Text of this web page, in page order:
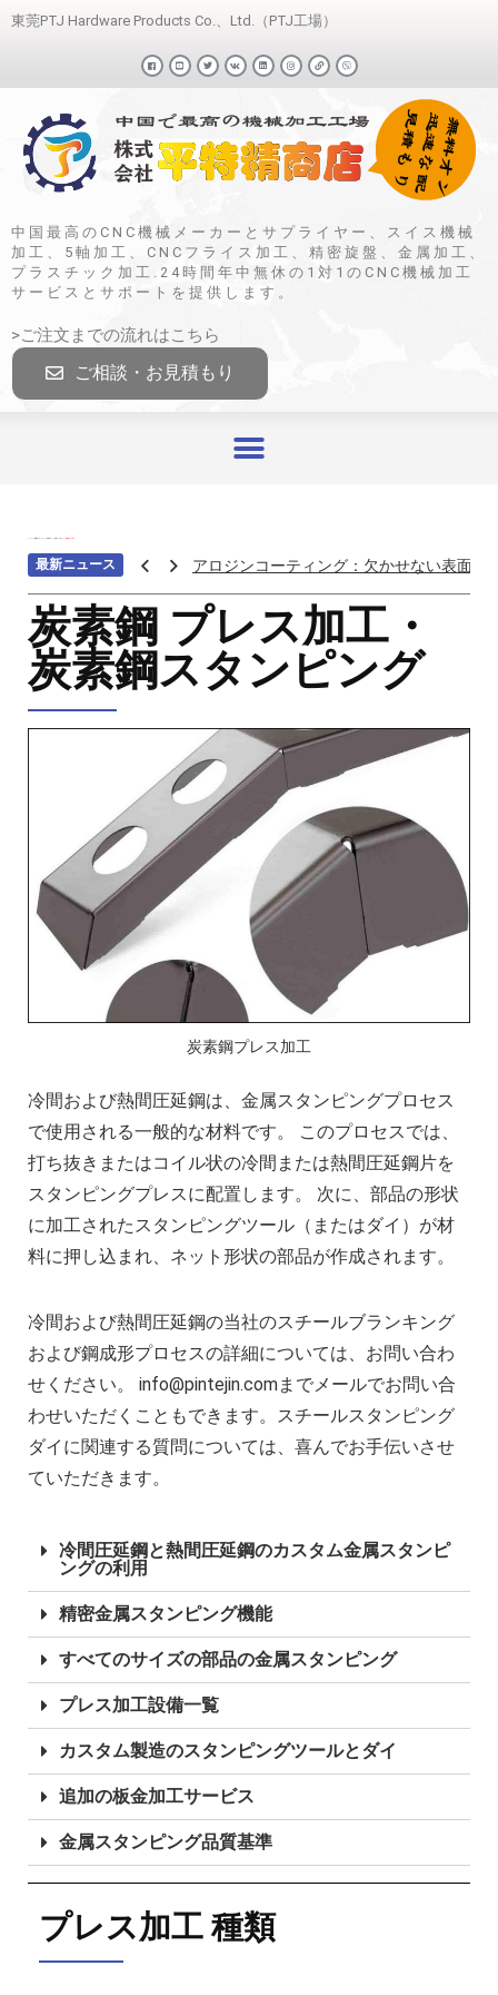
東莞PTJ Hardware Products Co.、Ltd.（PTJ工場）
中国最高のCNC機械メーカーとサプライヤー、スイス機械
加工、5軸加工、CNCフライス加工、精密旋盤、金属加工、
プラスチック加工.24時間年中無休の1対1のCNC機械加工
サービスとサポートを提供します。
>ご注文までの流れはこちら
ご相談・お見積もり
最新ニュース
アロジンコーティング：欠かせない表面処
アームス ブロンズ
紫外線 塗料
重金属トップ10のランキング：特性、影響
へら 絞り 加工 と は
チタン鋳造とは: プロセス、用途、温度、価
プロトタイプ射出成形: 究極のガイド
LEDライト部品 ダイカストサービス
カスタムメカニカルキーボードはなぜ人気
CNC加工サービスによるCCTV機器アクセ
カスタムバイクのパーツを近くで入手する
CNC加工が精密部品業界を変える
複雑な部品の精密加工時の注意点
アルミニウム高速加工ガイドの決定版
CNC加工用工具と送り装置の選び方
CNC機械加工部品の材料選択時の考慮点
2025年における日本の機械加工業界への影
炭素鋼 プレス加工・
炭素鋼スタンピング
炭素鋼プレス加工
冷間および熱間圧延鋼は、金属スタンピングプロセス
で使用される一般的な材料です。 このプロセスでは、
打ち抜きまたはコイル状の冷間または熱間圧延鋼片を
スタンピングプレスに配置します。 次に、部品の形状
に加工されたスタンピングツール（またはダイ）が材
料に押し込まれ、ネット形状の部品が作成されます。
冷間および熱間圧延鋼の当社のスチールブランキング
および鋼成形プロセスの詳細については、お問い合わ
せください。 info@pintejin.comまでメールでお問い合
わせいただくこともできます。スチールスタンピング
ダイに関連する質問については、喜んでお手伝いさせ
ていただきます。
冷間圧延鋼と熱間圧延鋼のカスタム金属スタンピ
ングの利用
精密金属スタンピング機能
すべてのサイズの部品の金属スタンピング
プレス加工設備一覧
カスタム製造のスタンピングツールとダイ
追加の板金加工サービス
金属スタンピング品質基準
プレス加工 種類